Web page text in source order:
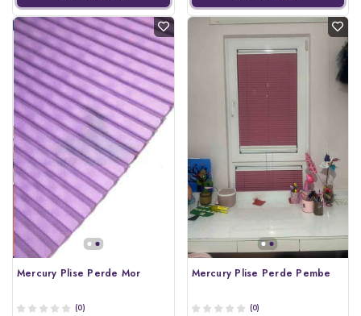
Mercury Plise Perde Mor
(0)
Mercury Plise Perde Pembe
(0)